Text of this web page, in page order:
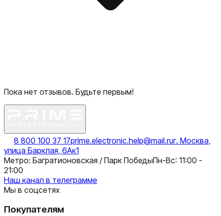
Пока нет отзывов. Будьте первым!
8 800 100 37 17prime.electronic.help@mail.ruг. Москва,
улица Барклая, 6Ак1
Метро: Багратионовская / Парк ПобедыПн-Вс: 11:00 -
21:00
Наш канал в телеграмме
Мы в соцсетях
Покупателям